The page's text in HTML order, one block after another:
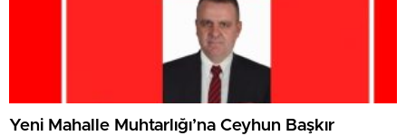
Yeni Mahalle Muhtarlığı’na Ceyhun Başkır